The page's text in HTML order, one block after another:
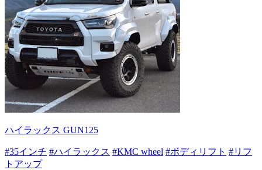
ハイラックス GUN125
#35インチ #ハイラックス #KMC wheel #ボディリフト #リフ
トアップ